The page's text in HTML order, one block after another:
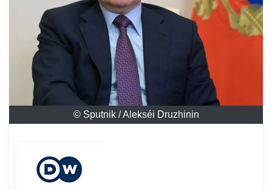
© Sputnik / Alekséi Druzhinin